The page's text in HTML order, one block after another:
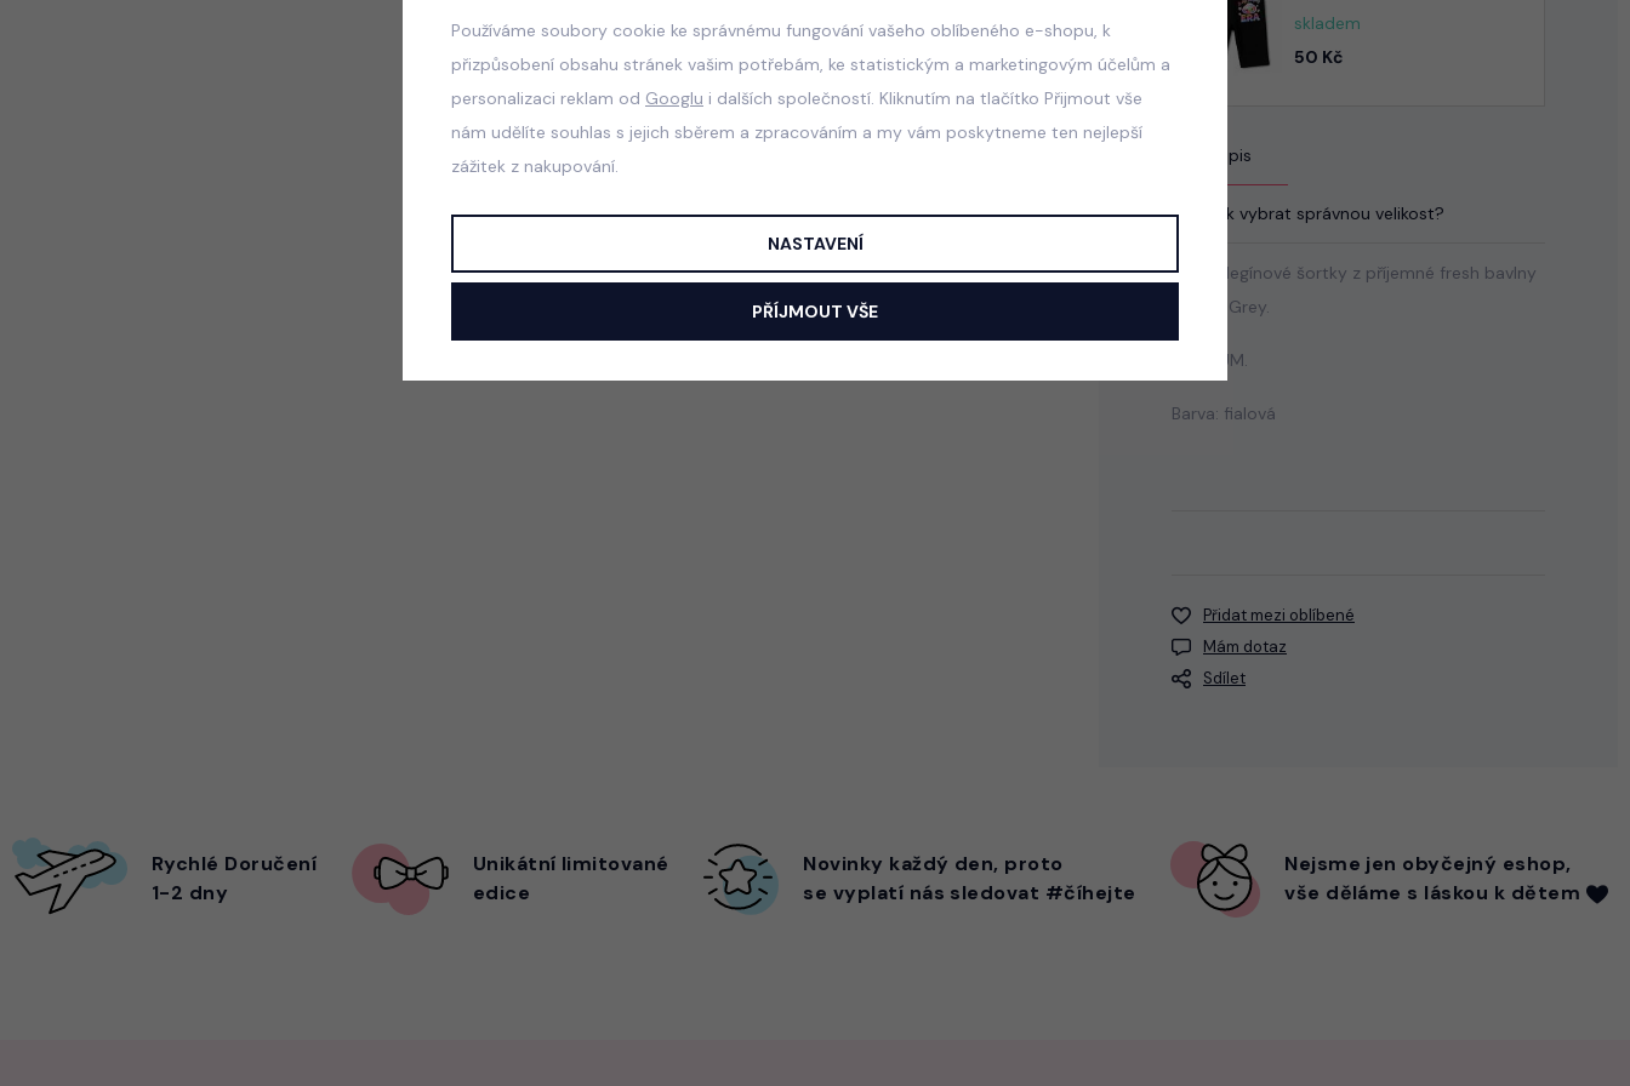
skladem
50 Kč
Popis
Jak vybrat správnou velikost?
Krátké legínové šortky z příjemné fresh bavlny
od Lily Grey.
PREMIUM.
Barva: fialová
Přidat mezi oblíbené
Mám dotaz
Sdílet
Rychlé Doručení
1-2 dny
Unikátní limitované
edice
Novinky každý den, proto
se vyplatí nás sledovat #číhejte
Nejsme jen obyčejný eshop,
vše děláme s láskou k dětem
Používáme soubory cookie ke správnému fungování vašeho oblíbeného e-shopu, k
přizpůsobení obsahu stránek vašim potřebám, ke statistickým a marketingovým účelům a
personalizaci reklam od Googlu i dalších společností. Kliknutím na tlačítko Přijmout vše
nám udělíte souhlas s jejich sběrem a zpracováním a my vám poskytneme ten nejlepší
zážitek z nakupování.
NASTAVENÍ
PŘÍJMOUT VŠE